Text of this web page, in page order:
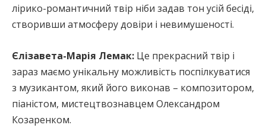
лірико-романтичний твір ніби задав тон усій бесіді,
створивши атмосферу довіри і невимушеності.
Єлізавета-Марія Лемак: Це прекрасний твір і
зараз маємо унікальну можливість поспілкуватися
з музикантом, який його виконав – композитором,
піаністом, мистецтвознавцем Олександром
Козаренком.